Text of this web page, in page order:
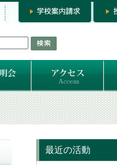
最近の活動